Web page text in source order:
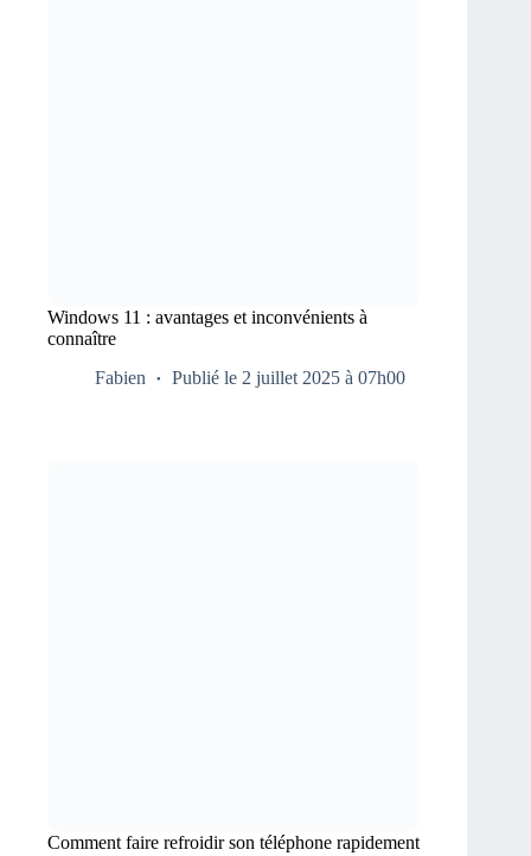
Windows 11 : avantages et inconvénients à
connaître
Fabien
Publié le 2 juillet 2025 à 07h00
Comment faire refroidir son téléphone rapidement